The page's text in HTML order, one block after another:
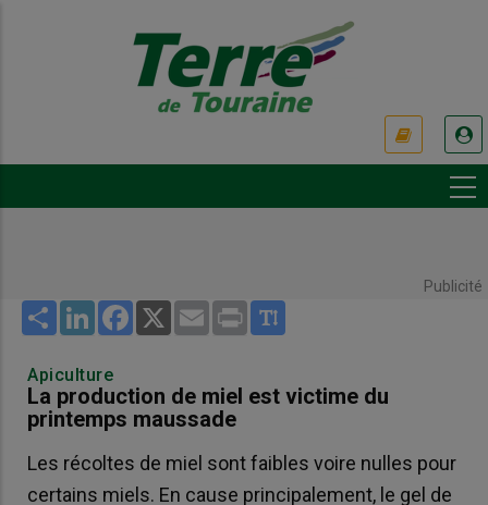
Publicité
Share LinkedInFacebook
X Email Print
Apiculture
La production de miel est victime du
printemps maussade
Les récoltes de miel sont faibles voire nulles pour
certains miels. En cause principalement, le gel de